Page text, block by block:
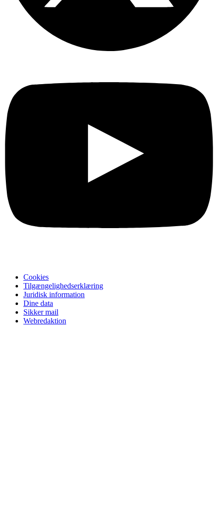
Cookies
Tilgængelighedserklæring
Juridisk information
Dine data
Sikker mail
Webredaktion